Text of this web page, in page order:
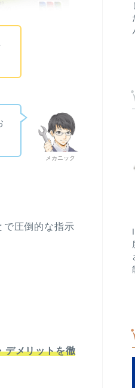
メカニック
で圧倒的な指示
デメリットを徹